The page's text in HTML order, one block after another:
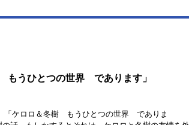
もうひとつの世界 であります」
「ケロロ＆冬樹 もうひとつの世界 でありま